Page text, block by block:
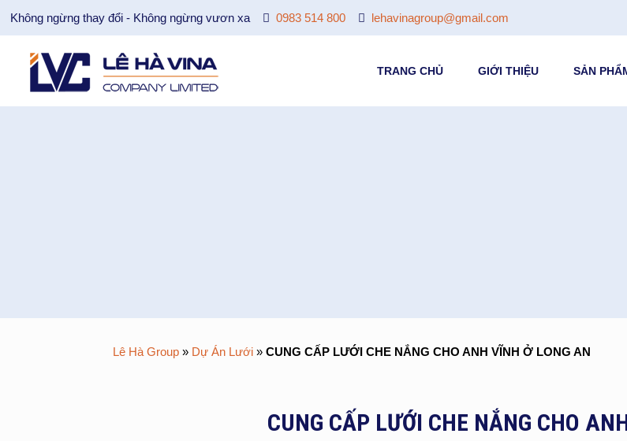
Không ngừng thay đổi - Không ngừng vươn xa 0983 514 800 lehavinagroup@gmail.com
TRANG CHỦ GIỚI THIỆU SẢN
Lê Hà Group» Dự Án Lưới» CUNG CẤP LƯỚI CHE NẮNG CHO ANH VĨNH Ở LONG AN
CUNG CẤP LƯỚI CHE NẮNG CHO